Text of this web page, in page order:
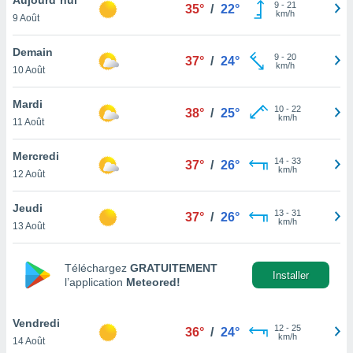
et
»,
au
vous
qu'ils
ou
le
ainsi
un
la
du
9 Août
35° / 22° 9- 21
km/h
Demain
10 Août
37° / 24° 9- 20
km/h
Mardi
11 Août
38° / 25° 10- 22
km/h
Mercredi
12 Août
37° / 26° 14- 33
km/h
Jeudi
13 Août
37° / 26° 13- 31
km/h
Téléchargez GRATUITEMENT
l’application Meteored!
Installer
Vendredi
14 Août
36° / 24° 12- 25
km/h